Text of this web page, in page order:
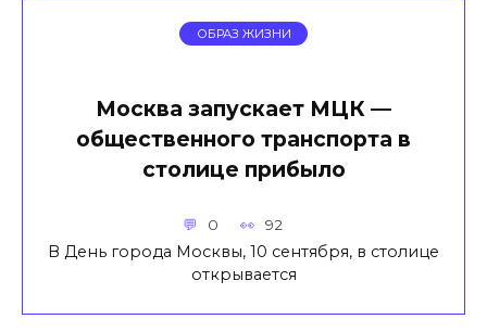
ОБРАЗ ЖИЗНИ
Москва запускает МЦК —
общественного транспорта в
столице прибыло
0 92
В День города Москвы, 10 сентября, в столице
открывается